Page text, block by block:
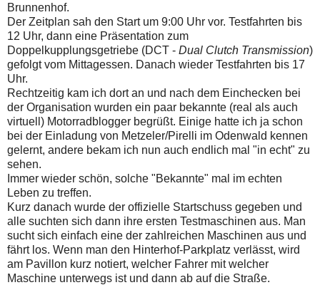
Brunnenhof.
Der Zeitplan sah den Start um 9:00 Uhr vor. Testfahrten bis
12 Uhr, dann eine Präsentation zum
Doppelkupplungsgetriebe (DCT - Dual Clutch Transmission)
gefolgt vom Mittagessen. Danach wieder Testfahrten bis 17
Uhr.
Rechtzeitig kam ich dort an und nach dem Einchecken bei
der Organisation wurden ein paar bekannte (real als auch
virtuell) Motorradblogger begrüßt. Einige hatte ich ja schon
bei der Einladung von Metzeler/Pirelli im Odenwald kennen
gelernt, andere bekam ich nun auch endlich mal "in echt" zu
sehen.
Immer wieder schön, solche "Bekannte" mal im echten
Leben zu treffen.
Kurz danach wurde der offizielle Startschuss gegeben und
alle suchten sich dann ihre ersten Testmaschinen aus. Man
sucht sich einfach eine der zahlreichen Maschinen aus und
fährt los. Wenn man den Hinterhof-Parkplatz verlässt, wird
am Pavillon kurz notiert, welcher Fahrer mit welcher
Maschine unterwegs ist und dann ab auf die Straße.